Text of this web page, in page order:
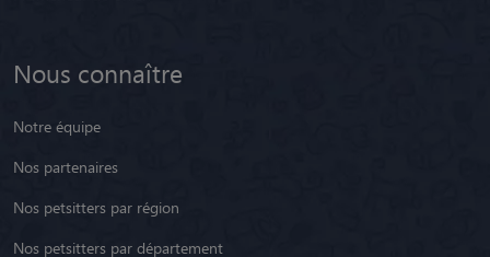
Nous connaître
Notre équipe
Nos partenaires
Nos petsitters par région
Nos petsitters par département